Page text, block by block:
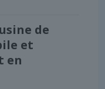
de
et
en